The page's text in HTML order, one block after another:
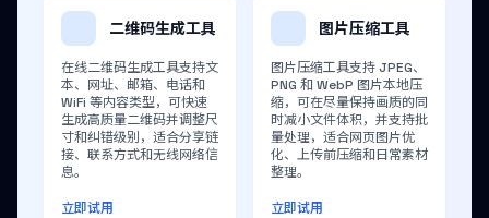
二维码生成工具
在线二维码生成工具支持文
本、网址、邮箱、电话和
WiFi 等内容类型，可快速
生成高质量二维码并调整尺
寸和纠错级别，适合分享链
接、联系方式和无线网络信
息。
立即试用
图片压缩工具
图片压缩工具支持 JPEG、
PNG 和 WebP 图片本地压
缩，可在尽量保持画质的同
时减小文件体积，并支持批
量处理，适合网页图片优
化、上传前压缩和日常素材
整理。
立即试用